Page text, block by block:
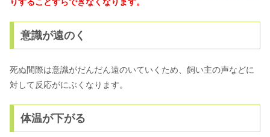
りすることすらできなくなります。
意識が遠のく
死ぬ間際は意識がだんだん遠のいていくため、飼い主の声などに
対して反応がにぶくなります。
体温が下がる